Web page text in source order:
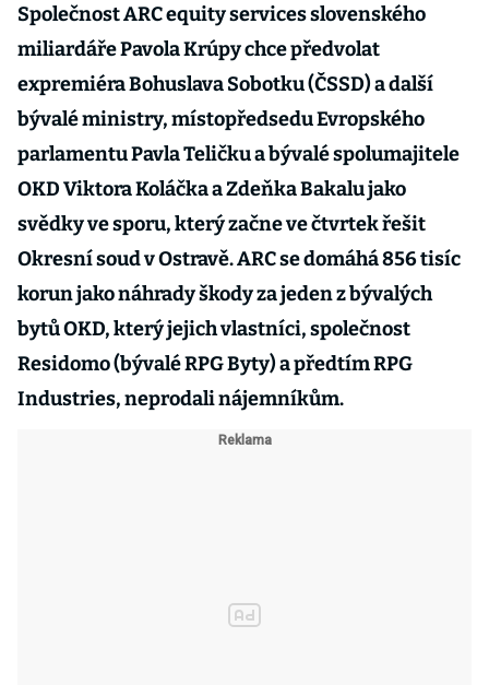
Společnost ARC equity services slovenského
miliardáře Pavola Krúpy chce předvolat
expremiéra Bohuslava Sobotku (ČSSD) a další
bývalé ministry, místopředsedu Evropského
parlamentu Pavla Teličku a bývalé spolumajitele
OKD Viktora Koláčka a Zdeňka Bakalu jako
svědky ve sporu, který začne ve čtvrtek řešit
Okresní soud v Ostravě. ARC se domáhá 856 tisíc
korun jako náhrady škody za jeden z bývalých
bytů OKD, který jejich vlastníci, společnost
Residomo (bývalé RPG Byty) a předtím RPG
Industries, neprodali nájemníkům.